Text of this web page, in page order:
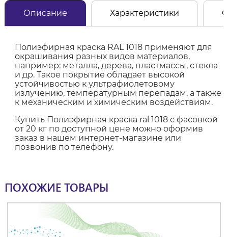
Описание Характеристики
Полиэфирная краска RAL 1018 применяют для
окрашивания разных видов материалов,
например: металла, дерева, пластмассы, стекла
и др. Такое покрытие обладает высокой
устойчивостью к ультрафиолетовому
излучению, температурным перепадам, а также
к механическим и химическим воздействиям.
Купить Полиэфирная краска ral 1018 с фасовкой
от 20 кг по доступной цене можно оформив
заказ в нашем интернет-магазине или
позвонив по телефону.
ПОХОЖИЕ ТОВАРЫ